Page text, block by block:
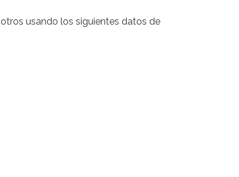
usando los siguientes datos de